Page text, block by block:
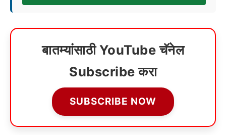
बातम्यांसाठी YouTube चॅनेल
Subscribe करा
SUBSCRIBE NOW